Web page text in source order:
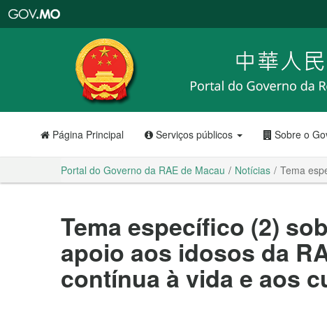
RAE
de
Macau
Página Principal Serviços públicos Sobre o
Portal do Governo da RAE de Macau Notícias Tema
Tema específico (2)
apoio aos idosos da
contínua à vida e aos